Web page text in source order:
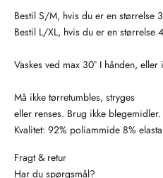
Bestil S/M, hvis du er en størrelse
Bestil L/XL, hvis du er en størrelse
Vaskes ved max 30° I hånden,
Må ikke tørretumbles, stryges
eller renses. Brug ikke blegemidler.
Kvalitet: 92% poliammide 8%
Fragt & retur
Har du spørgsmål?